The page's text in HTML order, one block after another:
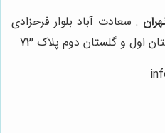
: سعادت آباد بلوار فرحزادی
اول و گلستان دوم پلاک 73